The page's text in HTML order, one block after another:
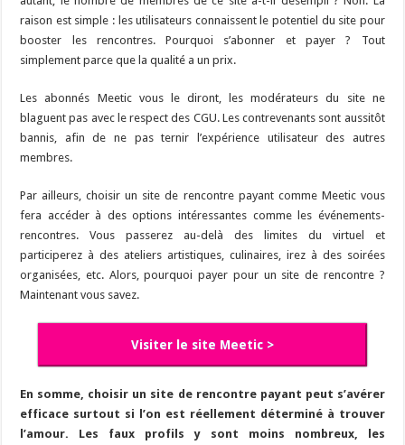
raison est simple : les utilisateurs connaissent le potentiel du site pour
booster les rencontres. Pourquoi s’abonner et payer ? Tout
simplement parce que la qualité a un prix.
Les abonnés Meetic vous le diront, les modérateurs du site ne
blaguent pas avec le respect des CGU. Les contrevenants sont aussitôt
bannis, afin de ne pas ternir l’expérience utilisateur des autres
membres.
Par ailleurs, choisir un site de rencontre payant comme Meetic vous
fera accéder à des options intéressantes comme les événements-
rencontres. Vous passerez au-delà des limites du virtuel et
participerez à des ateliers artistiques, culinaires, irez à des soirées
organisées, etc. Alors, pourquoi payer pour un site de rencontre ?
Maintenant vous savez.
Visiter le site Meetic >
En somme, choisir un site de rencontre payant peut s’avérer
efficace surtout si l’on est réellement déterminé à trouver
l’amour. Les faux profils y sont moins nombreux, les